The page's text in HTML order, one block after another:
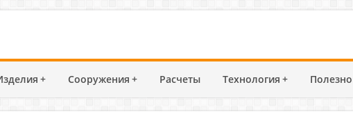
+ Сооружения + Расчеты Технология +